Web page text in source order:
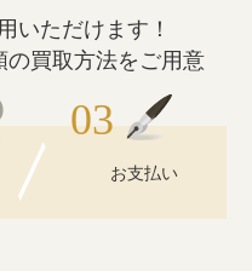
いただけます！
買取方法をご用意
お支払い